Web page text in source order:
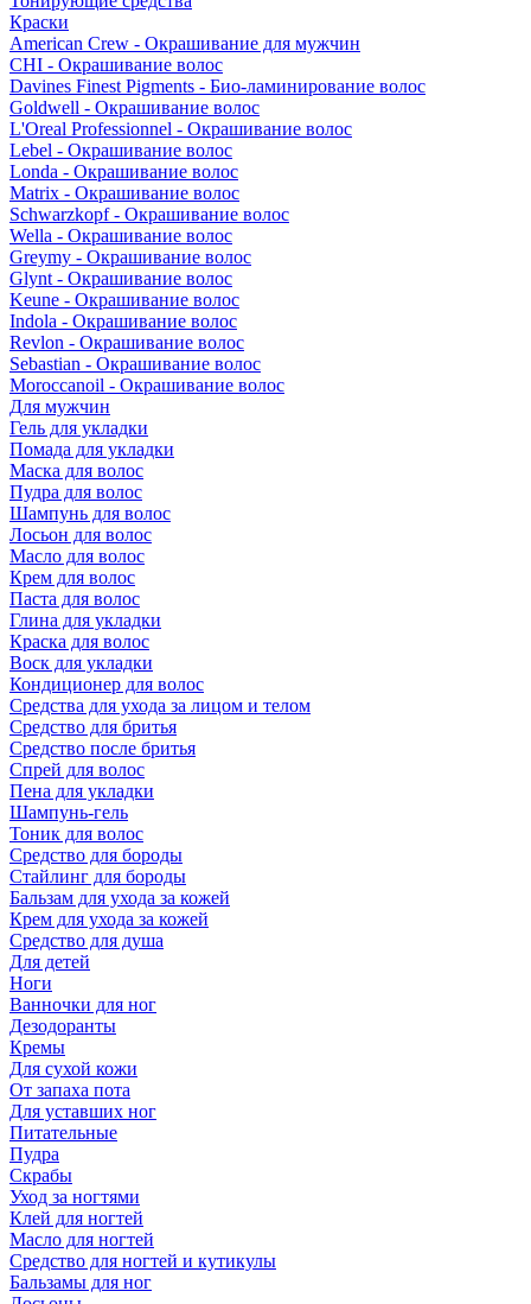
Краски
American Crew - Окрашивание для мужчин
CHI - Окрашивание волос
Davines Finest Pigments - Био-ламинирование волос
Goldwell - Окрашивание волос
L'Oreal Professionnel - Окрашивание волос
Lebel - Окрашивание волос
Londa - Окрашивание волос
Matrix - Окрашивание волос
Schwarzkopf - Окрашивание волос
Wella - Окрашивание волос
Greymy - Окрашивание волос
Glynt - Окрашивание волос
Keune - Окрашивание волос
Indola - Окрашивание волос
Revlon - Окрашивание волос
Sebastian - Окрашивание волос
Moroccanoil - Окрашивание волос
Для мужчин
Гель для укладки
Помада для укладки
Маска для волос
Пудра для волос
Шампунь для волос
Лосьон для волос
Масло для волос
Крем для волос
Паста для волос
Глина для укладки
Краска для волос
Воск для укладки
Кондиционер для волос
Средства для ухода за лицом и телом
Средство для бритья
Средство после бритья
Спрей для волос
Пена для укладки
Шампунь-гель
Тоник для волос
Средство для бороды
Стайлинг для бороды
Бальзам для ухода за кожей
Крем для ухода за кожей
Средство для душа
Для детей
Ноги
Ванночки для ног
Дезодоранты
Кремы
Для сухой кожи
От запаха пота
Для уставших ног
Питательные
Пудра
Скрабы
Уход за ногтями
Клей для ногтей
Масло для ногтей
Средство для ногтей и кутикулы
Бальзамы для ног